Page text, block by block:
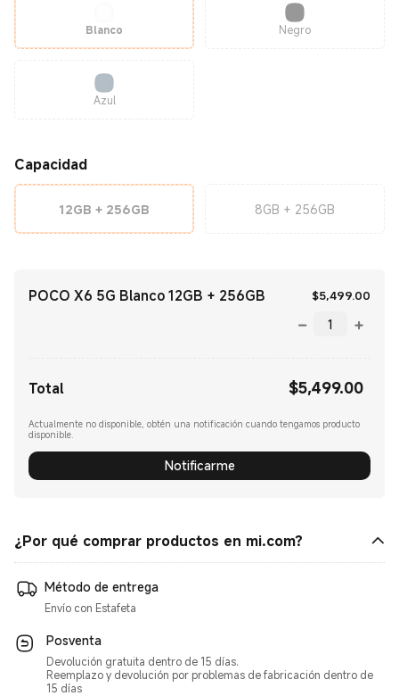
Blanco Negro
Azul
Capacidad
12GB + 256GB 8GB + 256GB
POCO X6 5G Blanco 12GB + 256GB $5,499.00
Total $5,499.00
Actualmente no disponible, obtén una notificación cuando tengamos producto
disponible.
Notificarme
¿Por qué comprar productos en mi.com?
Método de entrega
Posventa
Devolución gratuita dentro de 15 días.
Reemplazo y devolución por problemas de fabricación dentro de
15 días